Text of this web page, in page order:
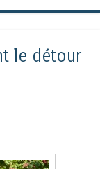
le détour